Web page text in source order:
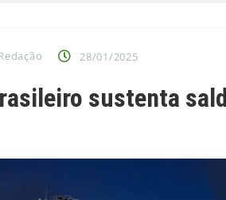
28/01/2025
sustenta